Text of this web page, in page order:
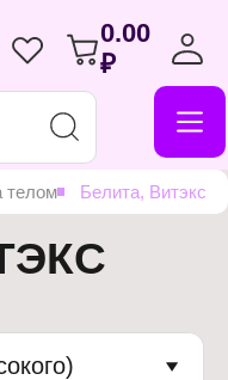
0.00
₽
телом Белита, Витэкс